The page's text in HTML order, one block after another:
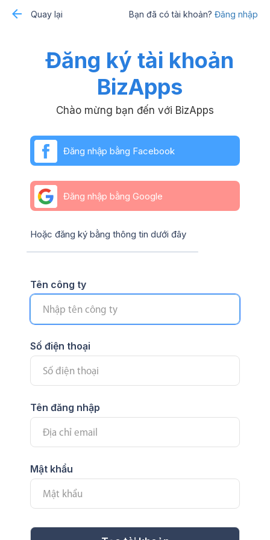
Quay lại Bạn đã có tài khoản? Đăng nhập
Đăng ký tài khoản
BizApps
Chào mừng bạn đến với BizApps
Đăng nhập bằng Facebook
Đăng nhập bằng Google
Hoặc đăng ký bằng thông tin dưới đây
Tên công ty
Số điện thoại
Tên đăng nhập
Mật khẩu